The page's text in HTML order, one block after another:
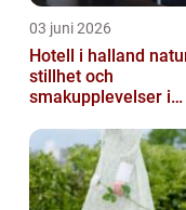
03 juni 2026
Hotell i halland natur,
stillhet och
smakupplevelser i